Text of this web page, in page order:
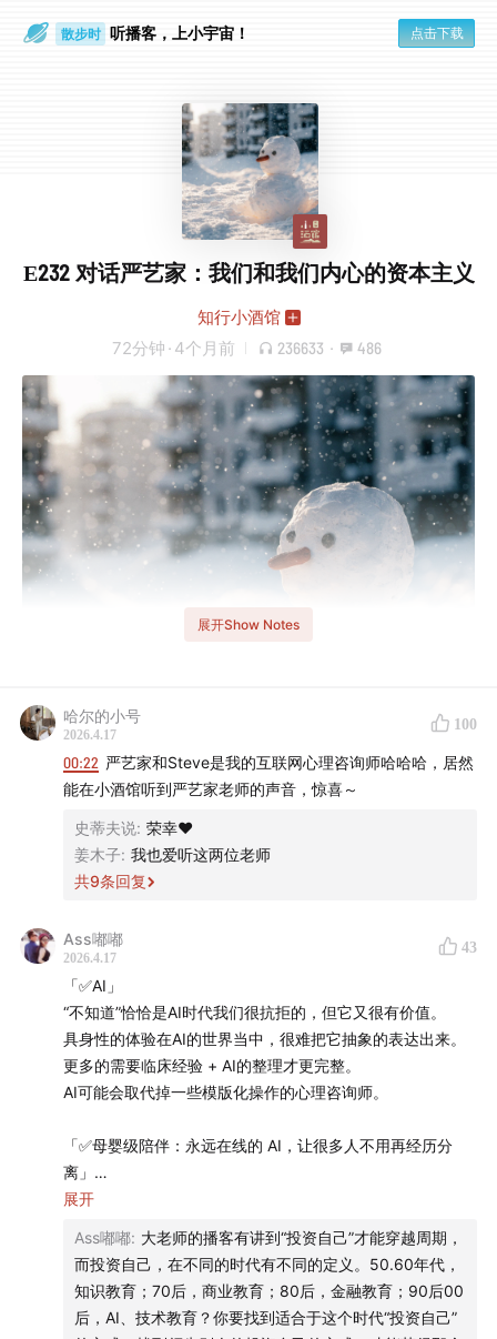
散步时 听播客，上小宇宙！ 点击下载
E232 对话严艺家：我们和我们内心的资本主义
知行小酒馆
72分钟 · 4个月前 236633 · 486
⛄️ 赞美无意义。
欢迎来到《知行小酒馆》，这是一档由
客节目，我们关注投资，更关注怎样更好地生活。
最近我们有一个感受：人类好像越来越不习惯等待了。
这件事当然和 AI 有关。AI 早就不只是一个少数人关注的
科技话题了，它已经很具体地长进了很多人的日常生活里
比如，工作卡住了，不如问问 AI，让它帮忙生成几个方
案；生活中遇到了糟心事，先找 AI 聊几句，毕竟比起你
需要睡觉的人类朋友，它随时都在，并且随时秒回。
很微妙的是，一方面，这些工具确实让很多事情变得更
快、更方便；但另一方面，人好像也变得越来越容易着
展开Show Notes
哈尔的小号
2026.4.17
100
00:22 严艺家和Steve是我的互联网心理咨询师哈哈哈，居然
能在小酒馆听到严艺家老师的声音，惊喜～
史蒂夫说: 荣幸❤️
姜木子: 我也爱听这两位老师
共9条回复
Ass嘟嘟
2026.4.17
43
「✅AI」
“不知道”恰恰是AI时代我们很抗拒的，但它又很有价值。
具身性的体验在AI的世界当中，很难把它抽象的表达出来。
更多的需要临床经验 + AI的整理才更完整。
AI可能会取代掉一些模版化操作的心理咨询师。
「✅母婴级陪伴：永远在线的 AI，让很多人不用再经历分
离」
一元关系：只需要考虑自己，不考虑考虑AI的感受，永远有
在于虚拟世界。
二元关系：人和人之间，我能意识到你的存在。
三元关系：我能接受我跟你不完全一致，但我们依旧可以拥
有关系。可遇不可求。
展开
Ass嘟嘟: 大老师的播客有讲到“投资自己”才能穿越周期，
而投资自己，在不同的时代有不同的定义。50.60年代，
知识教育；70后，商业教育；80后，金融教育；90后00
后，AI、技术教育？你要找到适合于这个时代“投资自己”